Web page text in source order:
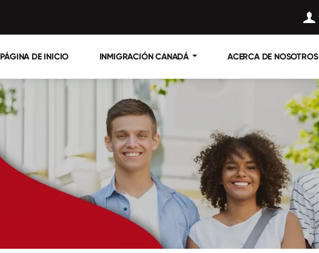
PÁGINA DE INICIO INMIGRACIÓN CANADÁ ACERCA DE NOSOTROS